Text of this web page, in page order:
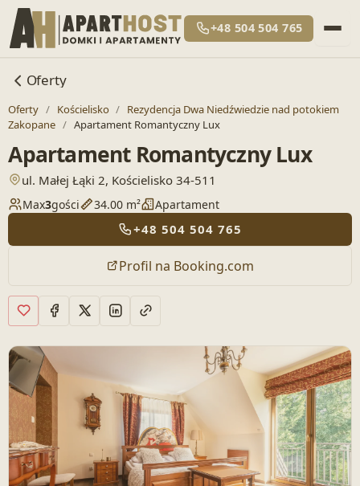
+48 504 504 765
Oferty
Oferty / Kościelisko / Rezydencja Dwa Niedźwiedzie nad potokiem
Zakopane / Apartament Romantyczny Lux
Apartament Romantyczny Lux
ul. Małej Łąki 2, Kościelisko 34-511
— otwiera lokalizację w Google Maps
Max3gości 34.00 m² Apartament
+48 504 504 765
Profil na Booking.com
Dodaj do ulubionych